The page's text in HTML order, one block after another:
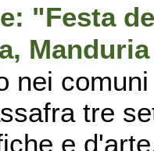
"Festa
nei
tre
e